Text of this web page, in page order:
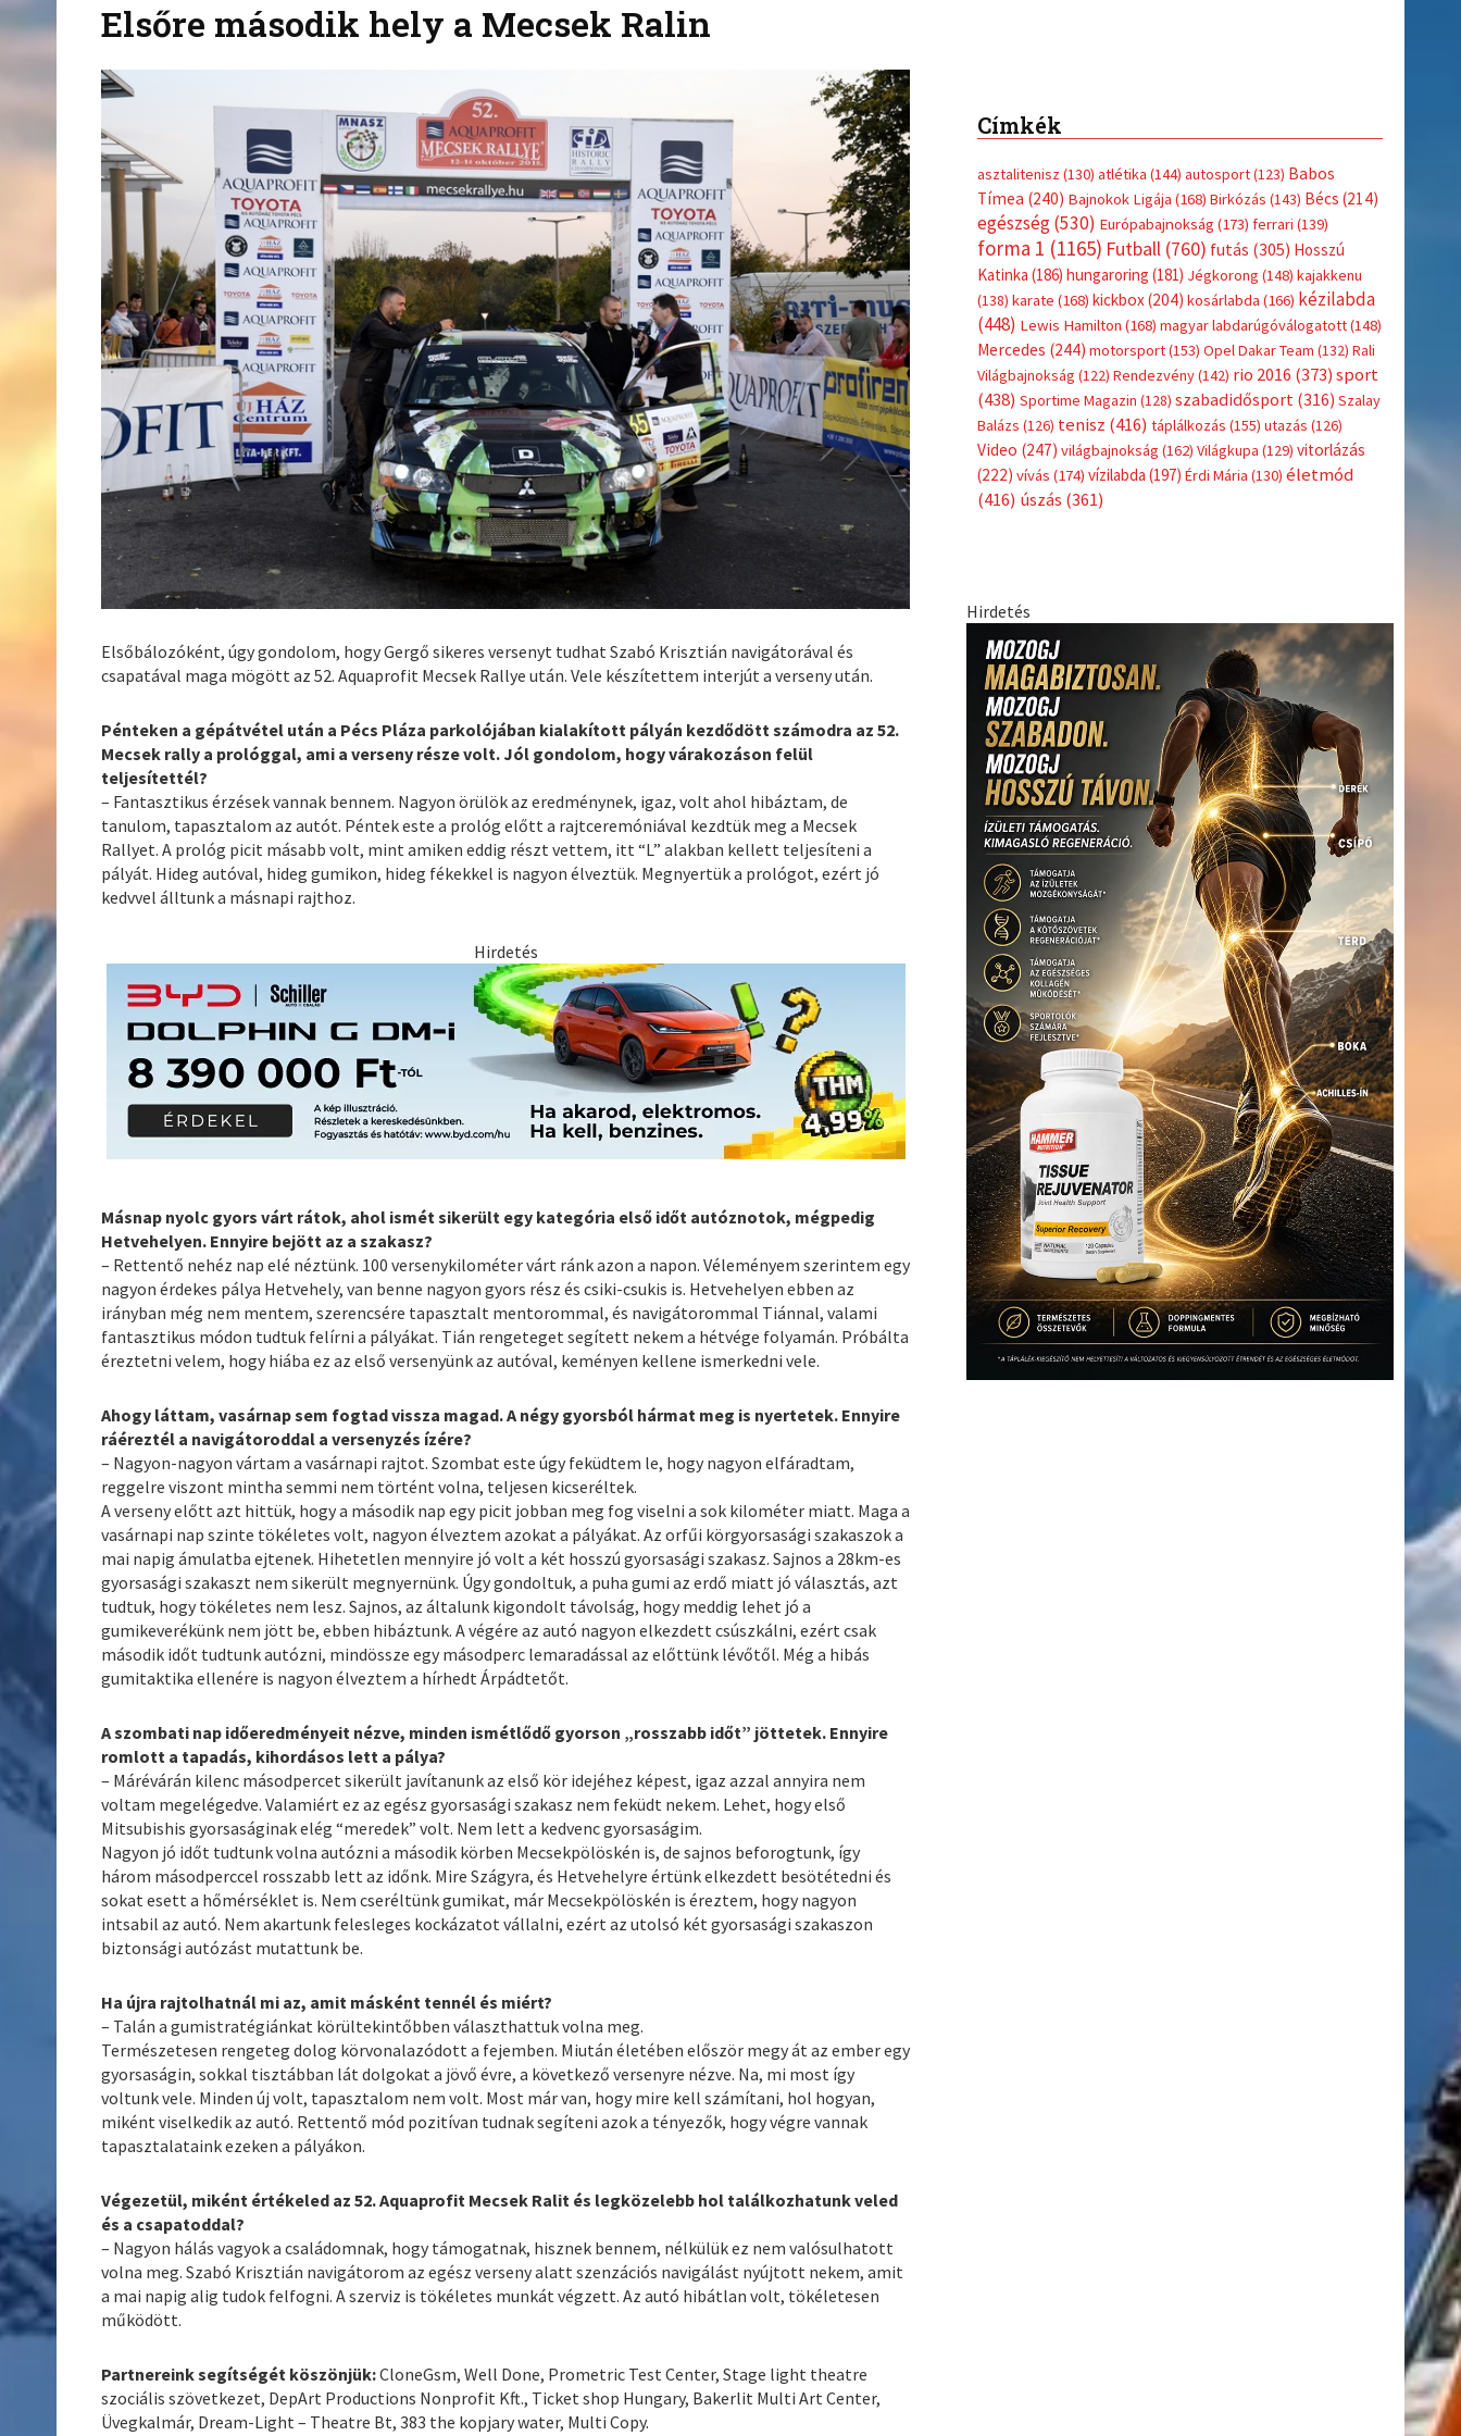
Elsőre második hely a Mecsek Ralin
Elsőbálozóként, úgy gondolom, hogy Gergő sikeres versenyt tudhat Szabó Krisztián navigátorával és
csapatával maga mögött az 52. Aquaprofit Mecsek Rallye után. Vele készítettem interjút a verseny után.
Pénteken a gépátvétel után a Pécs Pláza parkolójában kialakított pályán kezdődött számodra az 52.
Mecsek rally a prológgal, ami a verseny része volt. Jól gondolom, hogy várakozáson felül
teljesítettél?
– Fantasztikus érzések vannak bennem. Nagyon örülök az eredménynek, igaz, volt ahol hibáztam, de
tanulom, tapasztalom az autót. Péntek este a prológ előtt a rajtceremóniával kezdtük meg a Mecsek
Rallyet. A prológ picit másabb volt, mint amiken eddig részt vettem, itt “L” alakban kellett teljesíteni a
pályát. Hideg autóval, hideg gumikon, hideg fékekkel is nagyon élveztük. Megnyertük a prológot, ezért jó
kedvvel álltunk a másnapi rajthoz.
Hirdetés
Másnap nyolc gyors várt rátok, ahol ismét sikerült egy kategória első időt autóznotok, mégpedig
Hetvehelyen. Ennyire bejött az a szakasz?
– Rettentő nehéz nap elé néztünk. 100 versenykilométer várt ránk azon a napon. Véleményem szerintem egy
nagyon érdekes pálya Hetvehely, van benne nagyon gyors rész és csiki-csukis is. Hetvehelyen ebben az
irányban még nem mentem, szerencsére tapasztalt mentorommal, és navigátorommal Tiánnal, valami
fantasztikus módon tudtuk felírni a pályákat. Tián rengeteget segített nekem a hétvége folyamán. Próbálta
éreztetni velem, hogy hiába ez az első versenyünk az autóval, keményen kellene ismerkedni vele.
Ahogy láttam, vasárnap sem fogtad vissza magad. A négy gyorsból hármat meg is nyertetek. Ennyire
ráéreztél a navigátoroddal a versenyzés ízére?
– Nagyon-nagyon vártam a vasárnapi rajtot. Szombat este úgy feküdtem le, hogy nagyon elfáradtam,
reggelre viszont mintha semmi nem történt volna, teljesen kicseréltek.
A verseny előtt azt hittük, hogy a második nap egy picit jobban meg fog viselni a sok kilométer miatt. Maga a
vasárnapi nap szinte tökéletes volt, nagyon élveztem azokat a pályákat. Az orfűi körgyorsasági szakaszok a
mai napig ámulatba ejtenek. Hihetetlen mennyire jó volt a két hosszú gyorsasági szakasz. Sajnos a 28km-es
gyorsasági szakaszt nem sikerült megnyernünk. Úgy gondoltuk, a puha gumi az erdő miatt jó választás, azt
tudtuk, hogy tökéletes nem lesz. Sajnos, az általunk kigondolt távolság, hogy meddig lehet jó a
gumikeverékünk nem jött be, ebben hibáztunk. A végére az autó nagyon elkezdett csúszkálni, ezért csak
második időt tudtunk autózni, mindössze egy másodperc lemaradással az előttünk lévőtől. Még a hibás
gumitaktika ellenére is nagyon élveztem a hírhedt Árpádtetőt.
A szombati nap időeredményeit nézve, minden ismétlődő gyorson „rosszabb időt” jöttetek. Ennyire
romlott a tapadás, kihordásos lett a pálya?
– Márévárán kilenc másodpercet sikerült javítanunk az első kör idejéhez képest, igaz azzal annyira nem
voltam megelégedve. Valamiért ez az egész gyorsasági szakasz nem feküdt nekem. Lehet, hogy első
Mitsubishis gyorsaságinak elég “meredek” volt. Nem lett a kedvenc gyorsaságim.
Nagyon jó időt tudtunk volna autózni a második körben Mecsekpölöskén is, de sajnos beforogtunk, így
három másodperccel rosszabb lett az időnk. Mire Szágyra, és Hetvehelyre értünk elkezdett besötétedni és
sokat esett a hőmérséklet is. Nem cseréltünk gumikat, már Mecsekpölöskén is éreztem, hogy nagyon
intsabil az autó. Nem akartunk felesleges kockázatot vállalni, ezért az utolsó két gyorsasági szakaszon
biztonsági autózást mutattunk be.
Ha újra rajtolhatnál mi az, amit másként tennél és miért?
– Talán a gumistratégiánkat körültekintőbben választhattuk volna meg.
Természetesen rengeteg dolog körvonalazódott a fejemben. Miután életében először megy át az ember egy
gyorsaságin, sokkal tisztábban lát dolgokat a jövő évre, a következő versenyre nézve. Na, mi most így
voltunk vele. Minden új volt, tapasztalom nem volt. Most már van, hogy mire kell számítani, hol hogyan,
miként viselkedik az autó. Rettentő mód pozitívan tudnak segíteni azok a tényezők, hogy végre vannak
tapasztalataink ezeken a pályákon.
Végezetül, miként értékeled az 52. Aquaprofit Mecsek Ralit és legközelebb hol találkozhatunk veled
és a csapatoddal?
– Nagyon hálás vagyok a családomnak, hogy támogatnak, hisznek bennem, nélkülük ez nem valósulhatott
volna meg. Szabó Krisztián navigátorom az egész verseny alatt szenzációs navigálást nyújtott nekem, amit
a mai napig alig tudok felfogni. A szerviz is tökéletes munkát végzett. Az autó hibátlan volt, tökéletesen
működött.
Partnereink segítségét köszönjük:CloneGsm, Well Done, Prometric Test Center, Stage light theatre
szociális szövetkezet, DepArt Productions Nonprofit Kft., Ticket shop Hungary, Bakerlit Multi Art Center,
Üvegkalmár, Dream-Light – Theatre Bt, 383 the kopjary water, Multi Copy.
Címkék
asztalitenisz(130) autosport(123)Babos
Tímea(240)Bajnokok Ligája (168)Birkózás(143)Bécs(214)
egészség(530) Európabajnokság(173)ferrari(139)
forma 1(1165) (760)futás(305)
Hosszú
Katinka(186)hungaroring (181)Jégkorong(148)
kajakkenu
(138)karate(168)kickbox(204) kosárlabda(166)kézilabda
(448)Lewis Hamilton(168)magyar labdarúgóválogatott(148)
Mercedes(244)motorsport(153)Opel Dakar Team(132)Rali
Világbajnokság(122)Rendezvény(142)rio 2016(373)sport
(438)Sportime Magazin (128)szabadidősport (316)Szalay
Balázs
(126)tenisz(416)táplálkozás(155)utazás(126)
Video (247)világbajnokság(162) Világkupa(129)vitorlázás
(222)
vívás(174)vízilabda(197) Érdi Mária(130)életmód
(416)úszás(361)
Hirdetés